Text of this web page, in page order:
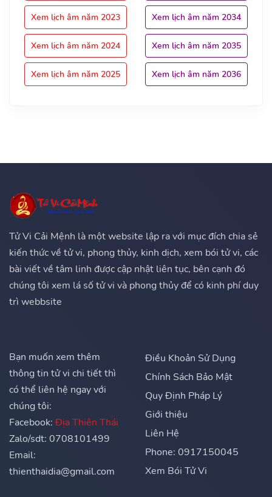
Xem lịch âm năm 2023
Xem lịch âm năm 2024
Xem lịch âm năm 2025
Xem lịch âm năm 2034
Xem lịch âm năm 2035
Xem lịch âm năm 2036
Tử Vi Cải Mệnh là một website lập ra với mục đích chia sẻ
kiến thức về tử vi, phong thủy, kinh dịch, xem bói tử vi, các
bài viết về tâm linh được cập nhật liên tục, bên cạnh đó
chúng tôi xem lá số tử vi và phong thủy để có kinh phí duy
trì webbsite
Bạn muốn xem thêm
thông tin tử vi chi tiết thì
có thể liên hệ ngay với
chúng tôi:
Facebook: Địa Thiên Thái
Zalo/sdt: 0708101499
Email:
thienthaidia@gmail.com
Điều Khoản Sử Dụng
Chính Sách Bảo Mật
Quy Định Pháp Lý
Giới thiệu
Liên Hệ
Phone: 0917150045
Xem Bói Tử Vi